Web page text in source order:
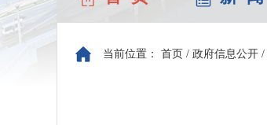
当前位置： 首页 / 政府信息公开 /